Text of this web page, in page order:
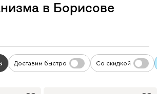
в Борисове
Доставим быстро Со скидкой